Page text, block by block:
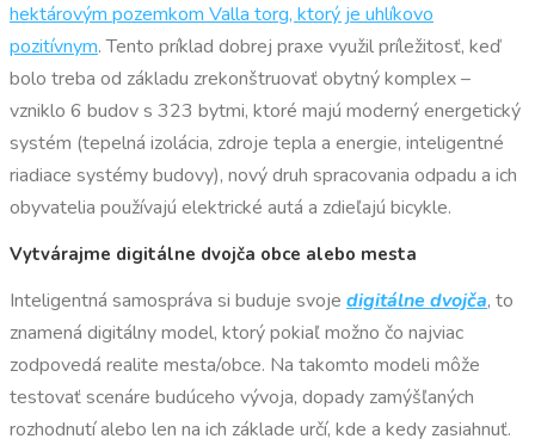
hektárovým pozemkom Valla torg, ktorý je uhlíkovo
pozitívnym. Tento príklad dobrej praxe využil príležitosť, keď
bolo treba od základu zrekonštruovať obytný komplex –
vzniklo 6 budov s 323 bytmi, ktoré majú moderný energetický
systém (tepelná izolácia, zdroje tepla a energie, inteligentné
riadiace systémy budovy), nový druh spracovania odpadu a ich
obyvatelia používajú elektrické autá a zdieľajú bicykle.
Vytvárajme digitálne dvojča obce alebo mesta
Inteligentná samospráva si buduje svoje digitálne dvojča, to
znamená digitálny model, ktorý pokiaľ možno čo najviac
zodpovedá realite mesta/obce. Na takomto modeli môže
testovať scenáre budúceho vývoja, dopady zamýšľaných
rozhodnutí alebo len na ich základe určí, kde a kedy zasiahnuť.